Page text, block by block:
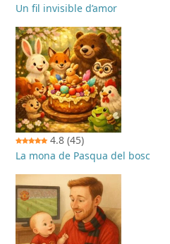
Un fil invisible d’amor
4.8 (45)
La mona de Pasqua del bosc